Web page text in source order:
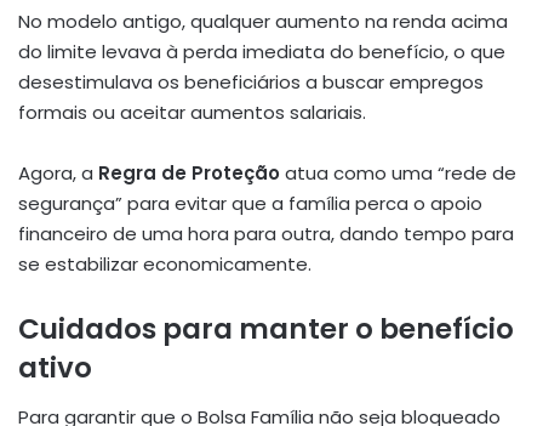
No modelo antigo, qualquer aumento na renda acima
do limite levava à perda imediata do benefício, o que
desestimulava os beneficiários a buscar empregos
formais ou aceitar aumentos salariais.
Agora, a Regra de Proteção atua como uma “rede de
segurança” para evitar que a família perca o apoio
financeiro de uma hora para outra, dando tempo para
se estabilizar economicamente.
Cuidados para manter o benefício
ativo
Para garantir que o Bolsa Família não seja bloqueado